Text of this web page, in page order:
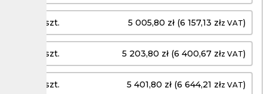
1600 szt. 5 005,80 zł (6 157,13 złz VAT)
1700 szt. 5 203,80 zł (6 400,67 złz VAT)
1800 szt. 5 401,80 zł (6 644,21 złz VAT)